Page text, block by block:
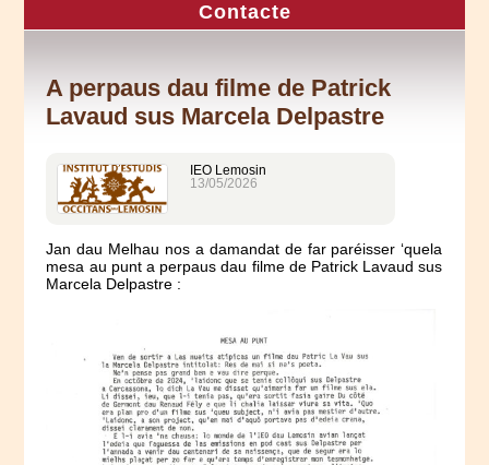
Contacte
A perpaus dau filme de Patrick
Lavaud sus Marcela Delpastre
IEO Lemosin
13/05/2026
Jan dau Melhau nos a damandat de far paréisser ‘quela
mesa au punt a perpaus dau filme de Patrick Lavaud sus
Marcela Delpastre :